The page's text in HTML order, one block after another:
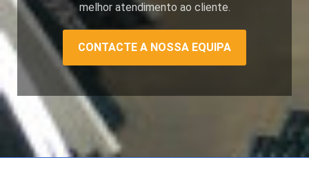
melhor atendimento ao cliente.
CONTACTE A NOSSA EQUIPA